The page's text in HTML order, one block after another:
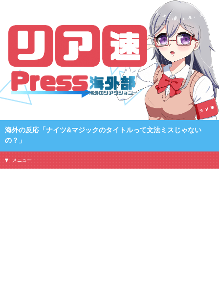
海外の反応「ナイツ&マジックのタイトルって文法ミスじゃない
の？」
メニュー